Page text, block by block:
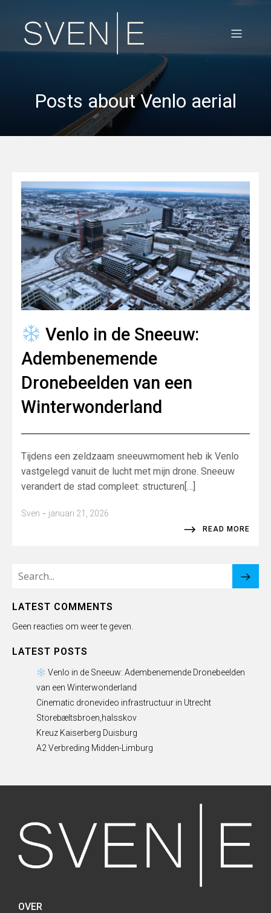
Posts about Venlo aerial
Venlo in de Sneeuw:
Adembenemende
Dronebeelden van een
Winterwonderland
Tijdens een zeldzaam sneeuwmoment heb ik Venlo
vastgelegd vanuit de lucht met mijn drone. Sneeuw
verandert de stad compleet: structuren[…]
Sven - januari 21, 2026
READ MORE
LATEST COMMENTS
Geen reacties om weer te geven.
LATEST POSTS
Venlo in de Sneeuw: Adembenemende Dronebeelden
van een Winterwonderland
Cinematic dronevideo infrastructuur in Utrecht
Storebæltsbroen,halsskov
Kreuz Kaiserberg Duisburg
A2 Verbreding Midden-Limburg
OVER